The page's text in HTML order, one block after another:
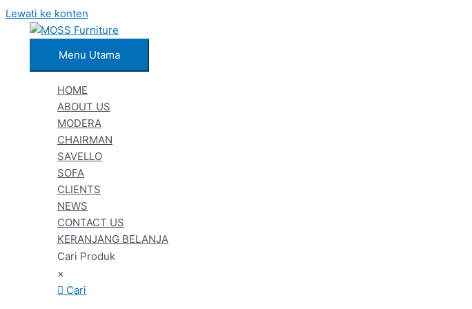
Lewati ke konten
Menu Utama
HOME
ABOUT US
MODERA
CHAIRMAN
SAVELLO
SOFA
CLIENTS
NEWS
CONTACT US
KERANJANG BELANJA
Cari Produk
×
Cari